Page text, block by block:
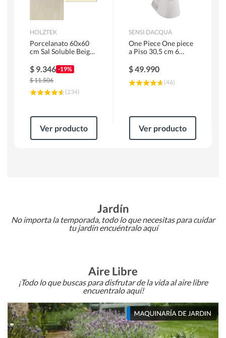
HOLZTEK
Porcelanato 60x60
cm Sal Soluble Beige
$ 9.346 -19%
$11.506
(234)
Ver producto
SENSI DACQUA
One Piece One piece
a Piso 30,5 cm 6
$49.990
(46)
Ver producto
Jardín
No importa la temporada, todo lo que necesitas para cuidar
tu jardín encuéntralo aquí
Aire Libre
¡Todo lo que buscas para disfrutar de la vida al aire libre
encuentralo aquí!